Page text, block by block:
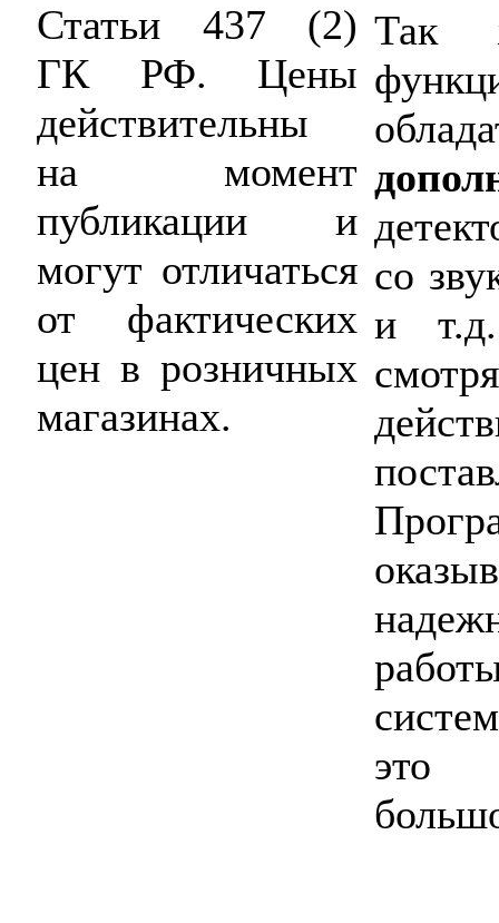
Статьи 437 (2)
ГК РФ. Цены
действительны
на момент
публикации и
могут отличаться
от фактических
цен в розничных
магазинах.
Так
со
и
это